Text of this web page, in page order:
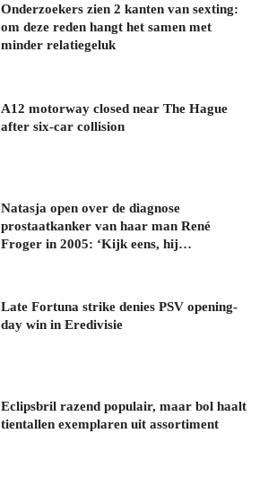
Onderzoekers zien 2 kanten van sexting:
om deze reden hangt het samen met
minder relatiegeluk
A12 motorway closed near The Hague
after six-car collision
Natasja open over de diagnose
prostaatkanker van haar man René
Froger in 2005: ‘Kijk eens, hij…
Late Fortuna strike denies PSV opening-
day win in Eredivisie
Eclipsbril razend populair, maar bol haalt
tientallen exemplaren uit assortiment